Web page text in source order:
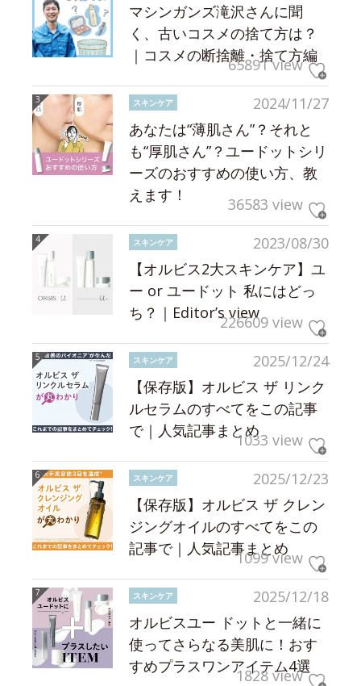
マシンガンズ滝沢さんに聞
く、古いコスメの捨て方は？
｜コスメの断捨離・捨て方編
65891 view
2024/11/27
スキンケア
あなたは“薄肌さん”？それと
も“厚肌さん”？ユードットシリ
ーズのおすすめの使い方、教
えます！
36583 view
2023/08/30
スキンケア
【オルビス2大スキンケア】ユ
ー or ユードット 私にはどっ
ち？｜Editor’s view226609 view
2025/12/24
スキンケア
【保存版】オルビス ザ リンク
ルセラムのすべてをこの記事
で｜人気記事まとめ1033 view
2025/12/23
スキンケア
【保存版】オルビス ザ クレン
ジングオイルのすべてをこの
記事で｜人気記事まとめ
1099 view
2025/12/18
スキンケア
オルビスユー ドットと一緒に
使ってさらなる美肌に！おす
すめプラスワンアイテム4選
1828 view